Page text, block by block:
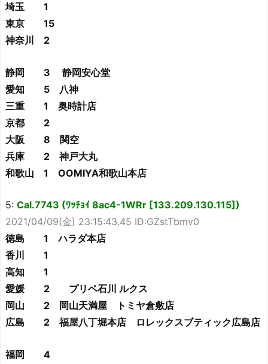
埼玉 1
東京 15
神奈川 2
静岡 3 静岡安心堂
愛知 5 八神
三重 1 奥時計店
京都 2
大阪 8 関空
兵庫 2 神戸大丸
和歌山 1 OOMIYA和歌山本店
5: Cal.7743 (ﾜｯﾁｮｲ 8ac4-1WRr [133.209.130.115])
2021/04/09(金) 23:15:43.45 ID:GZstTbmv0
徳島 1 ハラダ本店
香川 1
高知 1
愛媛 2 プリベ石川 ルクス
岡山 2 岡山天満屋 トミヤ倉敷店
広島 2 福屋八丁堀本店 ロレックスブティック広島店
福岡 4